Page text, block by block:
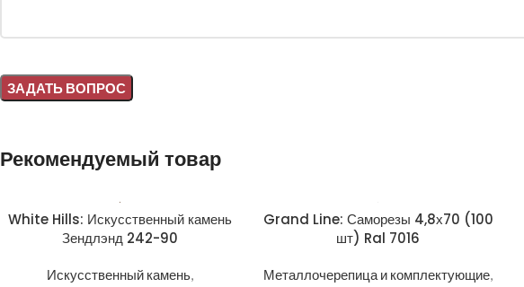
Рекомендуемый товар
White Hills: Искусственный камень
Зендлэнд 242-90
Искусственный камень,
Grand Line: Саморезы 4,8х70 (100
шт) Ral 7016
Металлочерепица и комплектующие,